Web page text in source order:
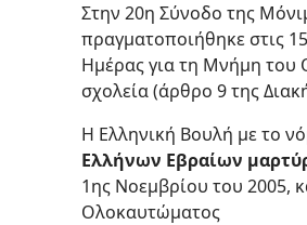
Στην 20η Σύνοδο της
πραγματοποιήθηκε στις
Ημέρας για τη Μνήμη του
σχολεία (άρθρο 9 της
Η Ελληνική Βουλή με το
Ελλήνων Εβραίων
1ης Νοεμβρίου του 2005,
Ολοκαυτώματος